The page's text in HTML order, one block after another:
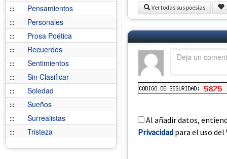
::
Pensamientos
::
Personales
::
Prosa Poética
::
Recuerdos
::
Sentimientos
::
Sin Clasificar
::
Soledad
::
Sueños
::
Surrealistas
::
Tristeza
Ver todas sus poesías
Al añadir datos,
Privacidad para el uso del